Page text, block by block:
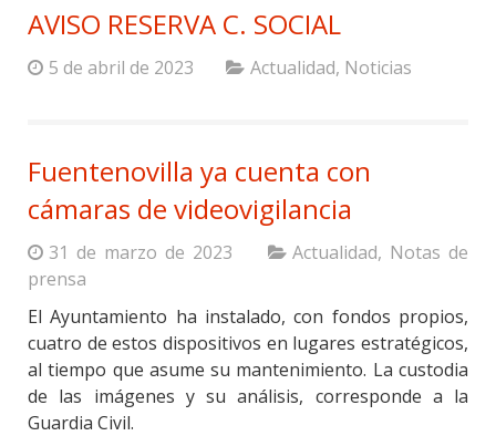
AVISO RESERVA C. SOCIAL
5 de abril de 2023 Actualidad, Noticias
Fuentenovilla ya cuenta con
cámaras de videovigilancia
31 de marzo de 2023 Actualidad, Notas de
prensa
El Ayuntamiento ha instalado, con fondos propios,
cuatro de estos dispositivos en lugares estratégicos,
al tiempo que asume su mantenimiento. La custodia
de las imágenes y su análisis, corresponde a la
Guardia Civil.